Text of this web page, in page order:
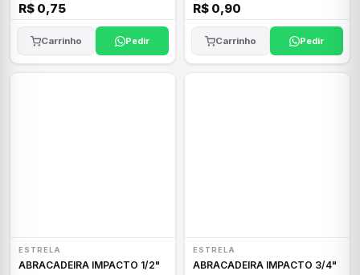
R$ 0,75
Carrinho Pedir
R$ 0,90
Carrinho Pedir
ESTRELA
ABRACADEIRA IMPACTO 1/2"
ESTRELA
ABRACADEIRA IMPACTO 3/4"